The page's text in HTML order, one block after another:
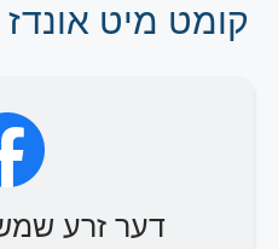
קומט מיט אונדז
דער זרע